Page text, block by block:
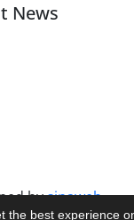
the best experience
News
bysinaweb